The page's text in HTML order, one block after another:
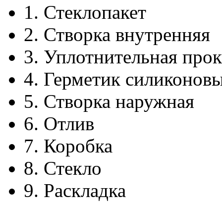
1. Стеклопакет
2. Створка внутренняя
3. Уплотнительная
4. Герметик
5. Створка наружная
6. Отлив
7. Коробка
8. Стекло
9. Раскладка